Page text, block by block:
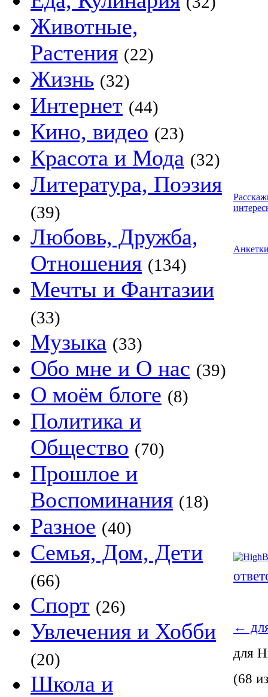
Животные,
Растения (22)
Жизнь (32)
Интернет (44)
Кино, видео (23)
Красота и Мода (32)
Литература, Поэзия
(39)
Любовь, Дружба,
Отношения (134)
Мечты и Фантазии
(33)
Музыка (33)
Обо мне и О нас (39)
О моём блоге (8)
Политика и
Общество (70)
Прошлое и
Воспоминания (18)
Разное (40)
Семья, Дом, Дети
(66)
Спорт (26)
Увлечения и Хобби
(20)
Школа и
←
для
(68